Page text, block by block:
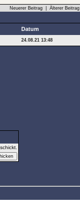
Neuerer Beitrag |Älterer Beitrag
Datum
24.08.21 13:48